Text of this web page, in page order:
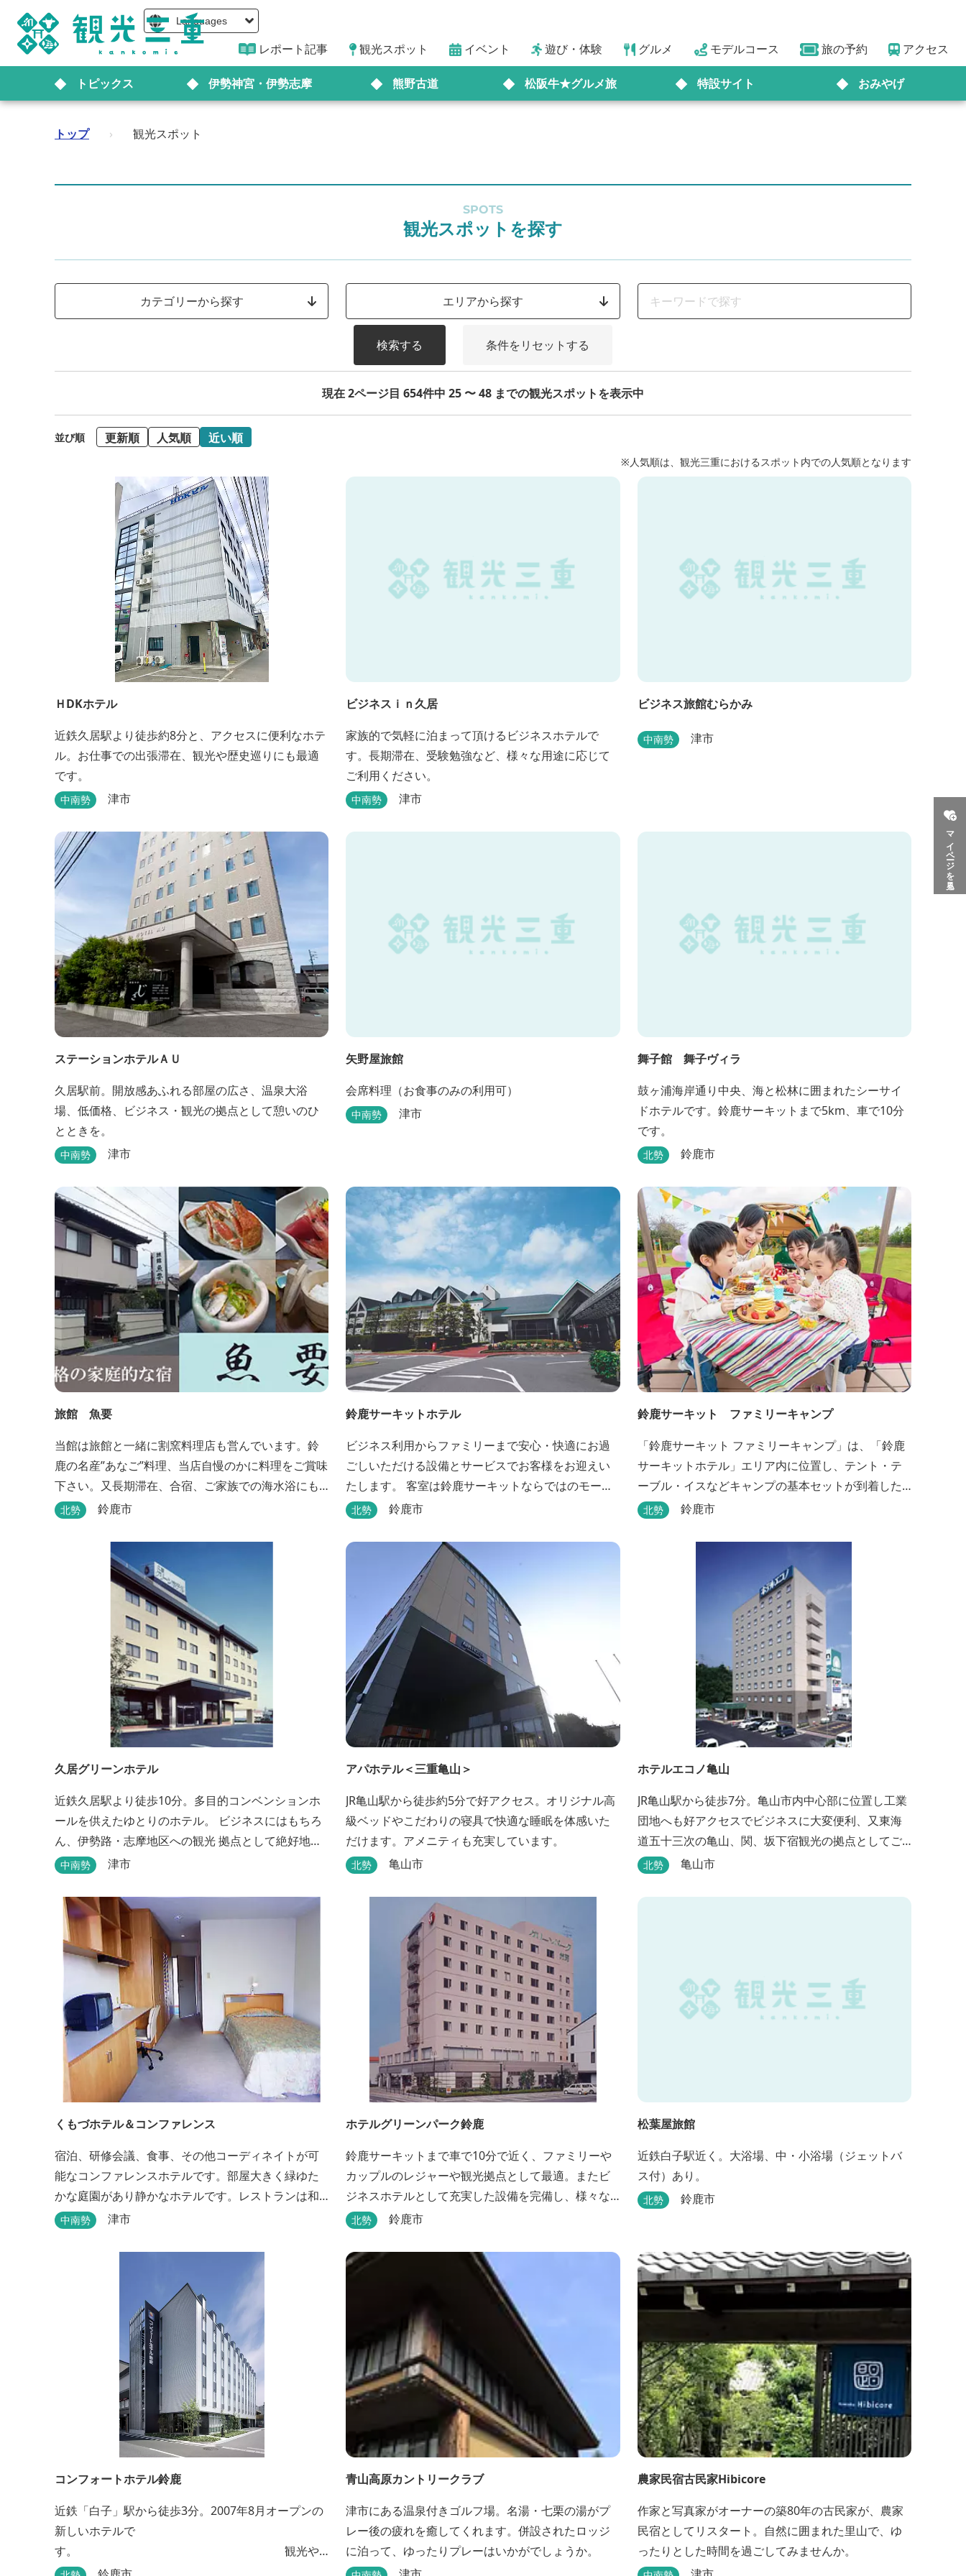
Languages
レポート記事 観光スポット イベント 遊び・体験 グルメ モデルコース 旅の予約 アクセス
トピックス 伊勢神宮・伊勢志摩 熊野古道 松阪牛★グルメ旅 特設サイト おみやげ
マイページを見る
トップ › 観光スポット
SPOTS
観光スポットを探す
カテゴリーから探す エリアから探す
検索する 条件をリセットする
現在 2ページ目 654件中 25 〜 48 までの観光スポットを表示中
並び順 更新順 人気順 近い順
※人気順は、観光三重におけるスポット内での人気順となります
ＨDKホテル
近鉄久居駅より徒歩約8分と、アクセスに便利なホテ
ル。お仕事での出張滞在、観光や歴史巡りにも最適
です。
中南勢 津市
ビジネスｉｎ久居
家族的で気軽に泊まって頂けるビジネスホテルで
す。長期滞在、受験勉強など、様々な用途に応じて
ご利用ください。
中南勢 津市
ビジネス旅館むらかみ
中南勢 津市
ステーションホテルＡＵ
久居駅前。開放感あふれる部屋の広さ、温泉大浴
場、低価格、ビジネス・観光の拠点として憩いのひ
とときを。
中南勢 津市
矢野屋旅館
会席料理（お食事のみの利用可）
中南勢 津市
舞子館 舞子ヴィラ
鼓ヶ浦海岸通り中央、海と松林に囲まれたシーサイ
ドホテルです。鈴鹿サーキットまで5km、車で10分
です。
北勢 鈴鹿市
旅館 魚要
当館は旅館と一緒に割窯料理店も営んでいます。鈴
鹿の名産”あなご”料理、当店自慢のかに料理をご賞味
下さい。又長期滞在、合宿、ご家族での海水浴にも
ご利用下さい。
北勢 鈴鹿市
鈴鹿サーキットホテル
ビジネス利用からファミリーまで安心・快適にお過
ごしいただける設備とサービスでお客様をお迎えい
たします。 客室は鈴鹿サーキットならではのモータ
スポーツの歴史を感じられる『THE MAIN』をはじ
しいこだわりの詰まった「サーキット キッズルー
ム」「コチラファミリールーム」など様々なコンセ
プトルームをご用意しています。 また、お子さま連
れでも安心し...
北勢 鈴鹿市
鈴鹿サーキット ファミリーキャンプ
「鈴鹿サーキット ファミリーキャンプ」は、「鈴鹿
サーキットホテル」エリア内に位置し、テント・テ
ーブル・イスなどキャンプの基本セットが到着した
時点ですべて設置されているウッドデッキサイトの
整ったキャンプ場です。 さらに、手ぶらでキャンプ
をお楽しみいただけるように夕食バーべキュー用の
炭火セットなどのレンタル品や国産牛BBQセットな
どの食材も事前にご...
北勢 鈴鹿市
久居グリーンホテル
近鉄久居駅より徒歩10分。多目的コンベンションホ
ールを供えたゆとりのホテル。 ビジネスにはもちろ
ん、伊勢路・志摩地区への観光 拠点として絶好地。
安心して宿泊できる快適で清潔な客室にサービスも
中南勢 津市
アパホテル＜三重亀山＞
JR亀山駅から徒歩約5分で好アクセス。オリジナル高
級ベッドやこだわりの寝具で快適な睡眠を体感いた
だけます。アメニティも充実しています。
北勢 亀山市
ホテルエコノ亀山
JR亀山駅から徒歩7分。亀山市内中心部に位置し工業
団地へも好アクセスでビジネスに大変便利、又東海
道五十三次の亀山、関、坂下宿観光の拠点としてご
利用いただけます。無料朝食（セルフサービス）、
北勢 亀山市
くもづホテル＆コンファレンス
宿泊、研修会議、食事、その他コーディネイトが可
能なコンファレンスホテルです。部屋大きく緑ゆた
かな庭園があり静かなホテルです。レストランは和
洋とも対応可能で、特にフランス料理（フルコー
中南勢 津市
ホテルグリーンパーク鈴鹿
鈴鹿サーキットまで車で10分で近く、ファミリーや
カップルのレジャーや観光拠点として最適。またビ
ジネスホテルとして充実した設備を完備し、様々な
ご利用に対応できるホテル。1階に和食レストランみ
北勢 鈴鹿市
松葉屋旅館
近鉄白子駅近く。大浴場、中・小浴場（ジェットバ
ス付）あり。
北勢 鈴鹿市
コンフォートホテル鈴鹿
近鉄「白子」駅から徒歩3分。2007年8月オープンの
新しいホテルで
す。 観光や
ビジネスの拠点としてご利用頂けます。 ●朝食無料
青山高原カントリークラブ
津市にある温泉付きゴルフ場。名湯・七栗の湯がプ
レー後の疲れを癒してくれます。併設されたロッジ
に泊って、ゆったりプレーはいかがでしょうか。
農家民宿古民家Hibicore
作家と写真家がオーナーの築80年の古民家が、農家
民宿としてリスタート。自然に囲まれた里山で、ゆ
ったりとした時間を過ごしてみませんか。